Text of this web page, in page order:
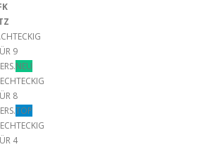
9
NEU
8
TOP
4